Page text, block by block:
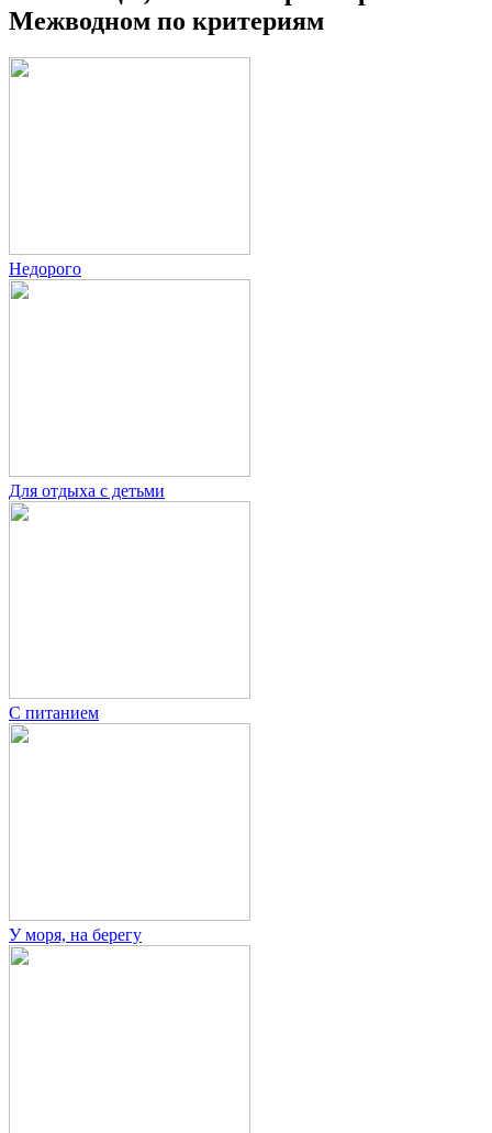
Межводном по критериям
Недорого
Для отдыха с детьми
С питанием
У моря, на берегу